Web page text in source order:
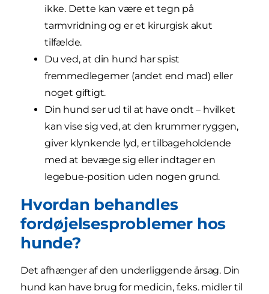
ikke. Dette kan være et tegn på
tarmvridning og er et kirurgisk akut
tilfælde.
Du ved, at din hund har spist
fremmedlegemer (andet end mad) eller
noget giftigt.
Din hund ser ud til at have ondt – hvilket
kan vise sig ved, at den krummer ryggen,
giver klynkende lyd, er tilbageholdende
med at bevæge sig eller indtager en
legebue-position uden nogen grund.
Hvordan behandles
fordøjelsesproblemer hos
hunde?
Det afhænger af den underliggende årsag. Din
hund kan have brug for medicin, f.eks. midler til